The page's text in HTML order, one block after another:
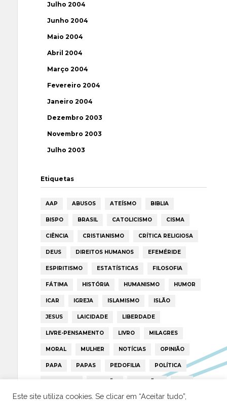
Julho 2004
Junho 2004
Maio 2004
Abril 2004
Março 2004
Fevereiro 2004
Janeiro 2004
Dezembro 2003
Novembro 2003
Julho 2003
Etiquetas
AAP ABUSOS ATEÍSMO BIBLIA
BISPO BRASIL CATOLICISMO CISMA
CIÊNCIA CRISTIANISMO CRÍTICA RELIGIOSA
DEUS DIREITOS HUMANOS EFEMÉRIDE
ESPIRITISMO ESTATÍSTICAS FILOSOFIA
FÁTIMA HISTÓRIA HUMANISMO HUMOR
ICAR IGREJA ISLAMISMO ISLÃO
JESUS LAICIDADE LIBERDADE
LIVRE-PENSAMENTO LIVRO MILAGRES
MORAL MULHER NOTÍCIAS OPINIÃO
PAPA PAPAS PEDOFILIA POLÍTICA
PORTUGAL RELIGIÃO RELIGIÕES RTP
TRUMP VATICANO
Este site utiliza cookies. Se clicar em “Aceitar tudo”,